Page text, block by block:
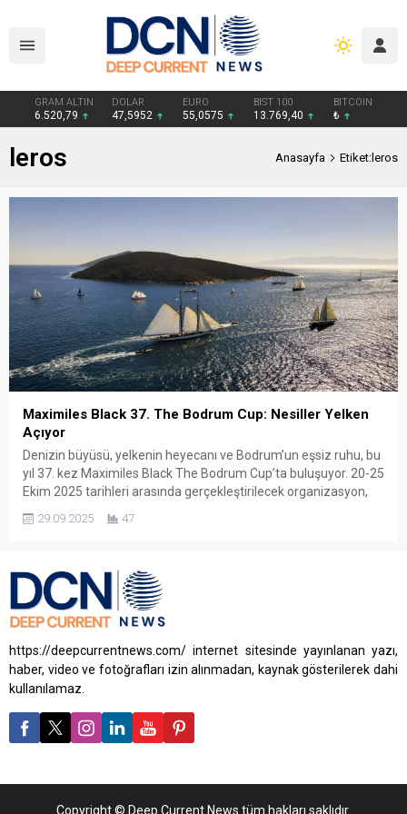
GRAM ALTIN
6.520,79
DOLAR
47,5952
EURO
55,0575
BIST 100
13.769,40
BITCOIN
₺
leros Anasayfa Etiket:leros
Maximiles Black 37. The Bodrum Cup: Nesiller Yelken
Açıyor
Denizin büyüsü, yelkenin heyecanı ve Bodrum’un eşsiz ruhu, bu
yıl 37. kez Maximiles Black The Bodrum Cup’ta buluşuyor. 20-25
Ekim 2025 tarihleri arasında gerçekleştirilecek organizasyon,
dostlukların ve tutkuların kuşaktan kuşağa aktarıldığı büyük bir
29.09.2025 47
https://deepcurrentnews.com/ internet sitesinde yayınlanan yazı,
haber, video ve fotoğrafları izin alınmadan, kaynak gösterilerek dahi
kullanılamaz.
Copyright © Deep Current News tüm hakları saklıdır.